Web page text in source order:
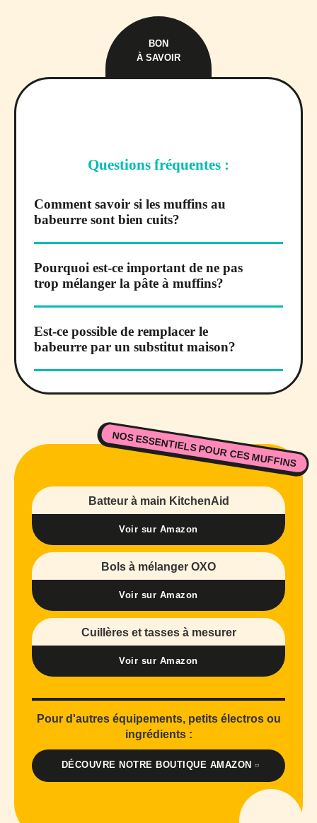
BON
À SAVOIR
Questions fréquentes :
Comment savoir si les muffins au
babeurre sont bien cuits?
Pourquoi est-ce important de ne pas
trop mélanger la pâte à muffins?
Est-ce possible de remplacer le
babeurre par un substitut maison?
NOS ESSENTIELS POUR CES MUFFINS
Batteur à main KitchenAid
Voir sur Amazon
Bols à mélanger OXO
Voir sur Amazon
Cuillères et tasses à mesurer
Voir sur Amazon
Pour d'autres équipements, petits électros ou
ingrédients :
DÉCOUVRE NOTRE BOUTIQUE AMAZON